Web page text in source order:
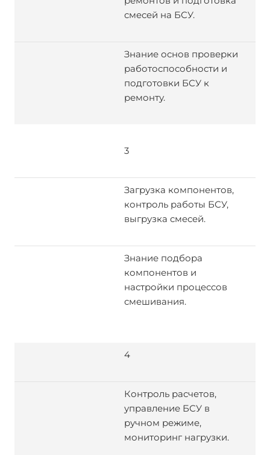
смесей на БСУ.
Знание основ проверки
работоспособности и
подготовки БСУ к
ремонту.
3
Загрузка компонентов,
контроль работы БСУ,
выгрузка смесей.
Знание подбора
компонентов и
настройки процессов
смешивания.
4
Контроль расчетов,
управление БСУ в
ручном режиме,
мониторинг нагрузки.